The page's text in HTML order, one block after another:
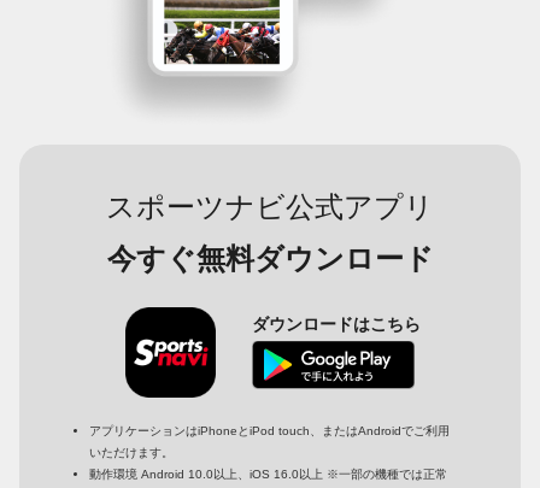
スポーツナビ公式アプリ
今すぐ無料ダウンロード
ダウンロードはこちら
アプリケーションはiPhoneとiPod touch、またはAndroidでご利用
いただけます。
動作環境 Android 10.0以上、iOS 16.0以上 ※一部の機種では正常